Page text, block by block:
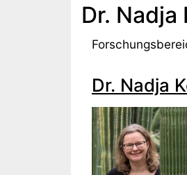
Dr. Nadja
Dr. Nadja